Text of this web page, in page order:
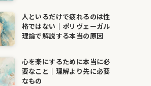
人といるだけで疲れるのは性
格ではない｜ポリヴェーガル
理論で解説する本当の原因
心を楽にするために本当に必
要なこと｜理解より先に必要
なもの